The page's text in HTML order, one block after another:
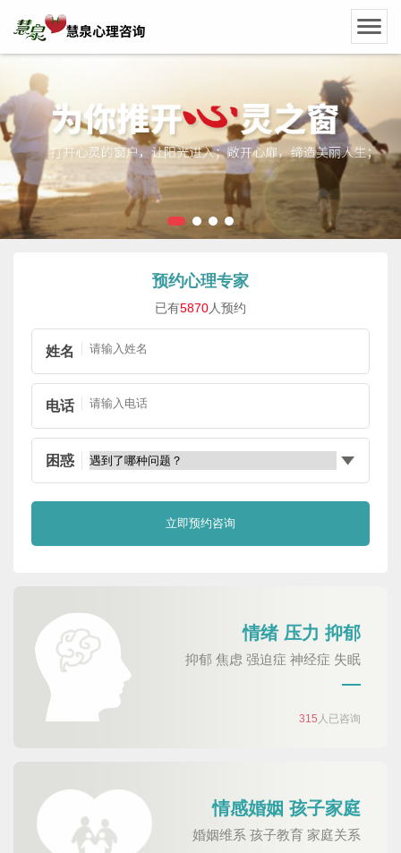
预约心理专家
已有5870人预约
姓名
电话
困惑
情绪 压力 抑郁
抑郁 焦虑 强迫症 神经症 失眠
315 人已咨询
情感婚姻 孩子家庭
婚姻维系 孩子教育 家庭关系